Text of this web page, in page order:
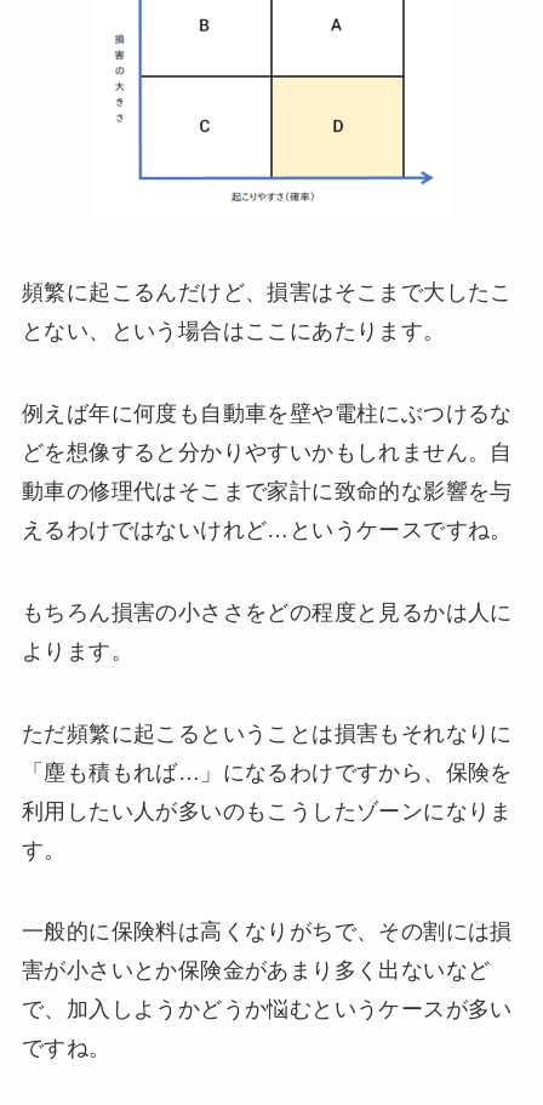
頻繁に起こるんだけど、損害はそこまで大したこ
とない、という場合はここにあたります。
例えば年に何度も自動車を壁や電柱にぶつけるな
どを想像すると分かりやすいかもしれません。自
動車の修理代はそこまで家計に致命的な影響を与
えるわけではないけれど…というケースですね。
もちろん損害の小ささをどの程度と見るかは人に
よります。
ただ頻繁に起こるということは損害もそれなりに
「塵も積もれば…」になるわけですから、保険を
利用したい人が多いのもこうしたゾーンになりま
す。
一般的に保険料は高くなりがちで、その割には損
害が小さいとか保険金があまり多く出ないなど
で、加入しようかどうか悩むというケースが多い
ですね。